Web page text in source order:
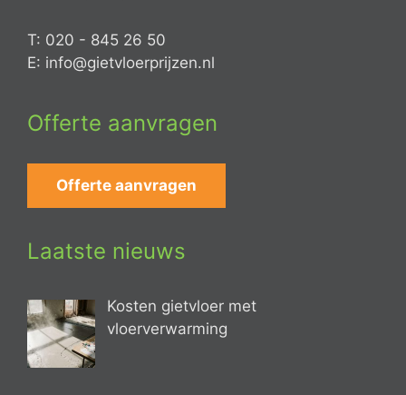
T: 020 - 845 26 50
E: info@gietvloerprijzen.nl
Offerte aanvragen
Offerte aanvragen
Laatste nieuws
Kosten gietvloer met
vloerverwarming